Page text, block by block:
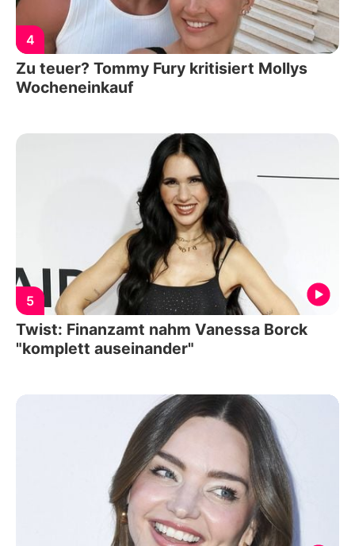
4
Zu teuer? Tommy Fury kritisiert Mollys
Wocheneinkauf
5
Twist: Finanzamt nahm Vanessa Borck
"komplett auseinander"